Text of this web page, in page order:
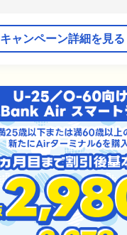
キャンペーン詳細を見る